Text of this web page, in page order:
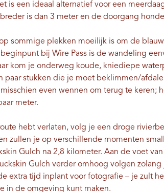
is een ideaal alternatief voor een
is dan 3 meter en de doorgang
sommige plekken moeilijk is om de
bij Wire Pass is de wandeling
kom je onderweg koude, kniediepe
paar stukken die je moet beklimmen/
even wennen om terug te keren;
meter.
hebt verlaten, volg je een droge
zullen je op verschillende momenten
Gulch na 2,8 kilometer. Aan de voet
Gulch verder omhoog volgen
extra tijd inplant voor fotografie – je zult
in de omgeving kunt maken.